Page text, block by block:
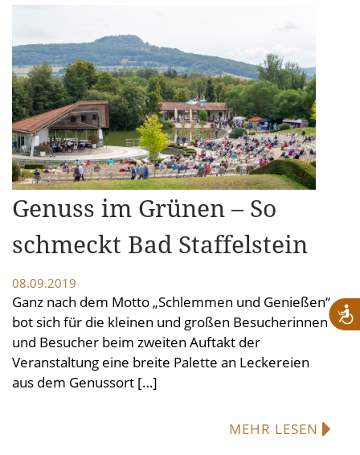
Genuss im Grünen – So
schmeckt Bad Staffelstein
08.09.2019
Ganz nach dem Motto „Schlemmen und Genießen“
bot sich für die kleinen und großen Besucherinnen
und Besucher beim zweiten Auftakt der
Veranstaltung eine breite Palette an Leckereien
aus dem Genussort […]
MEHR LESEN